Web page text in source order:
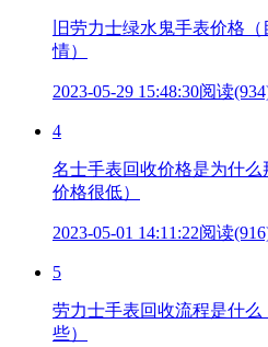
旧劳力士绿水鬼手表价格
情）
2023-05-29 15:48:30阅读
4
名士手表回收价格是为什
价格很低）
2023-05-01 14:11:22阅读
5
劳力士手表回收流程是什
些）